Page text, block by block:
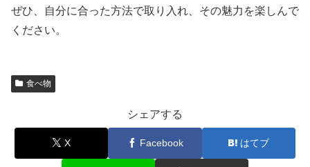
ぜひ、自分に合った方法で取り入れ、その魅力を楽しんで
ください。
食べ物
シェアする
X Facebook はてブ